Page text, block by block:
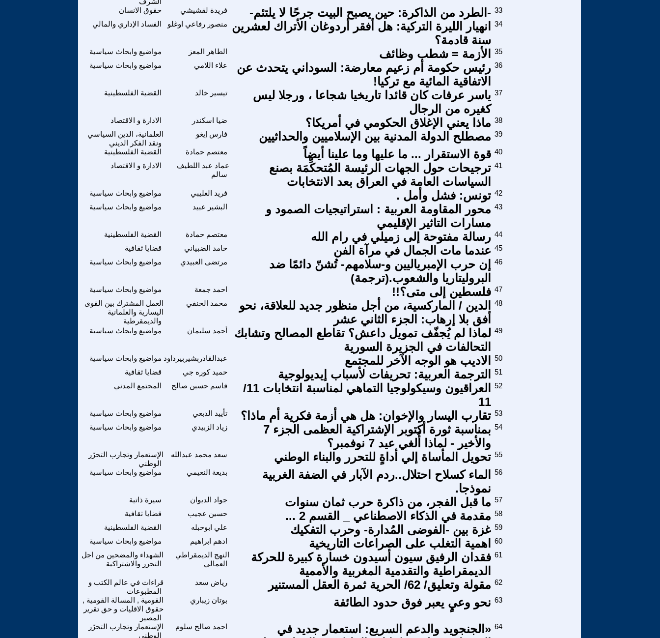
حقوق الانسان فريدة لقشيشي -الطرد من الذاكرة: حين يصبح البيت جرحًا لا يلتئم- 33
الفساد الإداري والمالي
منصور رفاعي اوغلو
انهيار الليرة التركية: هل أفقر أردوغان الأتراك لعشرين
سنة قادمة؟
34
مواضيع وابحاث سياسية الطاهر المعز الأزمة = شطب وظائف
35
مواضيع وابحاث سياسية
علاء اللامي
رئيس حكومة أم زعيم معارضة: السوداني يتحدث عن
الاتفاقية المائية مع تركيا!
36
القضية الفلسطينية تيسير خالد
ياسر عرفات كان قائدا تاريخيا شجاعا ، ورجلا ليس
كغيره من الرجال
37
الادارة و الاقتصاد ضيا اسكندر ماذا يعني الإغلاق الحكومي في أمريكا؟ 38
العلمانية، الدين السياسي
ونقد الفكر الديني
فارس إيغو مصطلح الدولة المدنية بين الإسلاميين والحداثيين 39
القضية الفلسطينية معتصم حمادة قوة الاستقرار ... ما عليها وما علينا أيضاً 40
الادارة و الاقتصاد
عماد عبد اللطيف
سالم
ترجيحات حول الجهات الرئيسة المُتحكِّمَة بصنع
السياسات العامة في العراق بعد الانتخابات
41
مواضيع وابحاث سياسية فريد العليبي تونس: فشل وأمل . 42
مواضيع وابحاث سياسية
البشير عبيد
محور المقاومة العربية : استراتيجيات الصمود و
مسارات التاثير الإقليمي
43
القضية الفلسطينية معتصم حمادة رسالة مفتوحة إلى زميلي في رام الله 44
قضايا ثقافية
حامد الضبياني عندما مات الجمال في مرآة الفن 45
مواضيع وابحاث سياسية
مرتضى العبيدي
إن حرب الإمبرياليين و-سلامهم- تُشنّ دائمًا ضد
البروليتاريا والشعوب.(ترجمة)
46
مواضيع وابحاث سياسية احمد جمعة فلسطين إلى متى؟!! 47
العمل المشترك بين القوى
اليسارية والعلمانية
والديمقرطية
محمد الحنفي
الدين / الماركسية، من أجل منظور جديد للعلاقة، نحو
أفق بلا إرهاب: الجزء الثاني عشر
48
مواضيع وابحاث سياسية أحمد سليمان
لماذا لم يُجفّف تمويل داعش؟ تقاطع المصالح وتشابك
التحالفات في الجزيرة السورية
49
مواضيع وابحاث سياسية عبدالقادربشيربيرداود الاديب هو الوجه الآخر للمجتمع
50
قضايا ثقافية
حميد كوره جي الترجمة العربية: تحريفات لأسباب إيديولوجية
51
المجتمع المدني
قاسم حسين صالح
العراقيون وسيكولوجيا التماهي لمناسبة انتخابات 11/
11
52
مواضيع وابحاث سياسية تأييد الدبعي تقارب اليسار والإخوان: هل هي أزمة فكرية أم ماذا؟ 53
مواضيع وابحاث سياسية
زياد الزبيدي
بمناسبة ثورة أكتوبر الإشتراكية العظمى الجزء 7
والأخير - لماذا أُلغي عيد 7 نوفمبر؟
54
الإستعمار وتجارب التحرّر
الوطني
سعد محمد عبدالله تحويل المأساة إلي أداةٍ للتحرر والبناء الوطني 55
مواضيع وابحاث سياسية بديعة النعيمي
الماء كسلاح احتلال..ردم الآبار في الضفة الغربية
نموذجا.
56
سيرة ذاتية جواد الديوان ما قبل الفجر، من ذاكرة حرب ثمان سنوات 57
قضايا ثقافية
حسين عجيب مقدمة في الذكاء الاصطناعي _ القسم 2 ... 58
القضية الفلسطينية
علي ابوحبله غزة بين -الفوضى المُدارة- وحرب التفكيك 59
مواضيع وابحاث سياسية
ادهم ابراهيم اهمية التغلب على الصراعات التاريخية
60
الشهداء والمضحين من اجل
التحرر والاشتراكية
النهج الديمقراطي
العمالي
فقدان الرفيق سيون أسيدون خسارة كبيرة للحركة
الديمقراطية والتقدمية المغربية والأممية
61
قراءات في عالم الكتب و
المطبوعات
رياض سعد مقولة وتعليق/ 62/ الحرية ثمرة العقل المستنير 62
القومية , المسالة القومية ,
حقوق الاقليات و حق تقرير
المصير
بوتان زيباري نحو وعيٍ يعبر فوق حدود الطائفة 63
الإستعمار وتجارب التحرّر
الوطني
احمد صالح سلوم
«الجنجويد والدعم السريع: استعمار جديد في 64